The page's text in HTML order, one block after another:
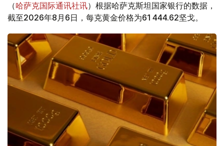
（哈萨克国际通讯社讯）根据哈萨克斯坦国家银行的数据，
截至2026年8月6日，每克黄金价格为61 444.62坚戈。